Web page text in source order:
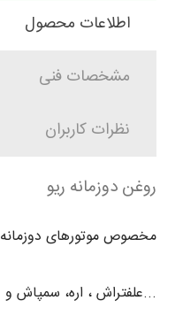
اطلاعات محصول
مشخصات فنی
نظرات کاربران
روغن دوزمانه ریو
مخصوص موتورهای دوزمانه
...علفتراش ، اره، سمپاش و